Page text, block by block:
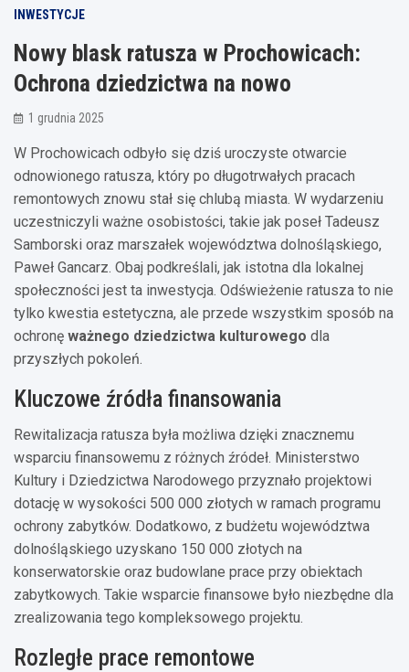
INWESTYCJE
Nowy blask ratusza w Prochowicach:
Ochrona dziedzictwa na nowo
1 grudnia 2025
W Prochowicach odbyło się dziś uroczyste otwarcie
odnowionego ratusza, który po długotrwałych pracach
remontowych znowu stał się chlubą miasta. W wydarzeniu
uczestniczyli ważne osobistości, takie jak poseł Tadeusz
Samborski oraz marszałek województwa dolnośląskiego,
Paweł Gancarz. Obaj podkreślali, jak istotna dla lokalnej
społeczności jest ta inwestycja. Odświeżenie ratusza to nie
tylko kwestia estetyczna, ale przede wszystkim sposób na
ochronę ważnego dziedzictwa kulturowego dla
przyszłych pokoleń.
Kluczowe źródła finansowania
Rewitalizacja ratusza była możliwa dzięki znacznemu
wsparciu finansowemu z różnych źródeł. Ministerstwo
Kultury i Dziedzictwa Narodowego przyznało projektowi
dotację w wysokości 500 000 złotych w ramach programu
ochrony zabytków. Dodatkowo, z budżetu województwa
dolnośląskiego uzyskano 150 000 złotych na
konserwatorskie oraz budowlane prace przy obiektach
zabytkowych. Takie wsparcie finansowe było niezbędne dla
zrealizowania tego kompleksowego projektu.
Rozległe prace remontowe